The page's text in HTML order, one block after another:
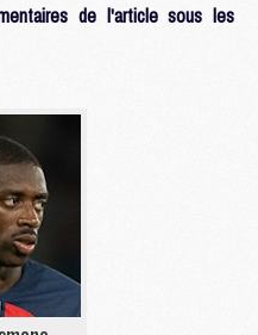
de l'article sous les